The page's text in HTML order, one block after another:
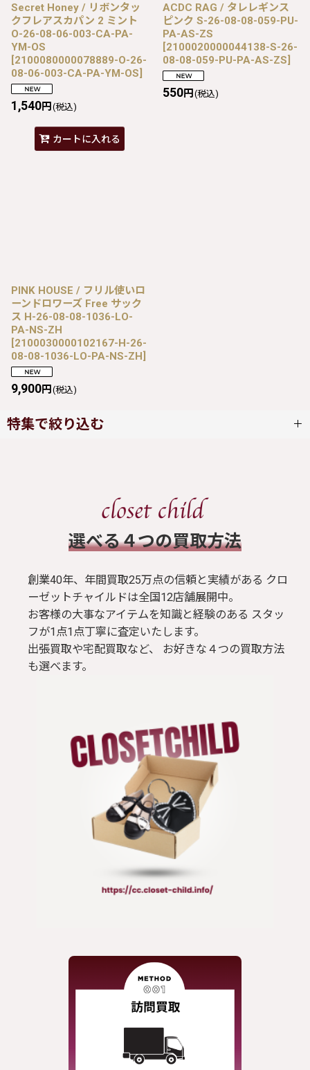
Secret Honey / リボンタッ
クフレアスカパン 2 ミント
O-26-08-06-003-CA-PA-
YM-OS
[2100080000078889-O-26-
08-06-003-CA-PA-YM-OS]
1,540円 (税込)
カートに入れる
ACDC RAG / タレレギンス
ピンク S-26-08-08-059-PU-
PA-AS-ZS
[2100020000044138-S-26-
08-08-059-PU-PA-AS-ZS]
550円 (税込)
PINK HOUSE / フリル使いロ
ーンドロワーズ Free サック
ス H-26-08-08-1036-LO-
PA-NS-ZH
[2100030000102167-H-26-
08-08-1036-LO-PA-NS-ZH]
9,900円 (税込)
特集で絞り込む
ブラウス / シャツ
トップス
Tシャツ
パンツ
アクセサリー/小物
​選べる４つの買取方法
創業40年、年間買取25万点の信頼と実績がある クロ
ーゼットチャイルドは全国12店舗展開中。
お客様の大事なアイテムを知識と経験のある スタッ
フが1点1点丁寧に査定いたします。
出張買取や宅配買取など、 お好きな４つの買取方法
も選べます。